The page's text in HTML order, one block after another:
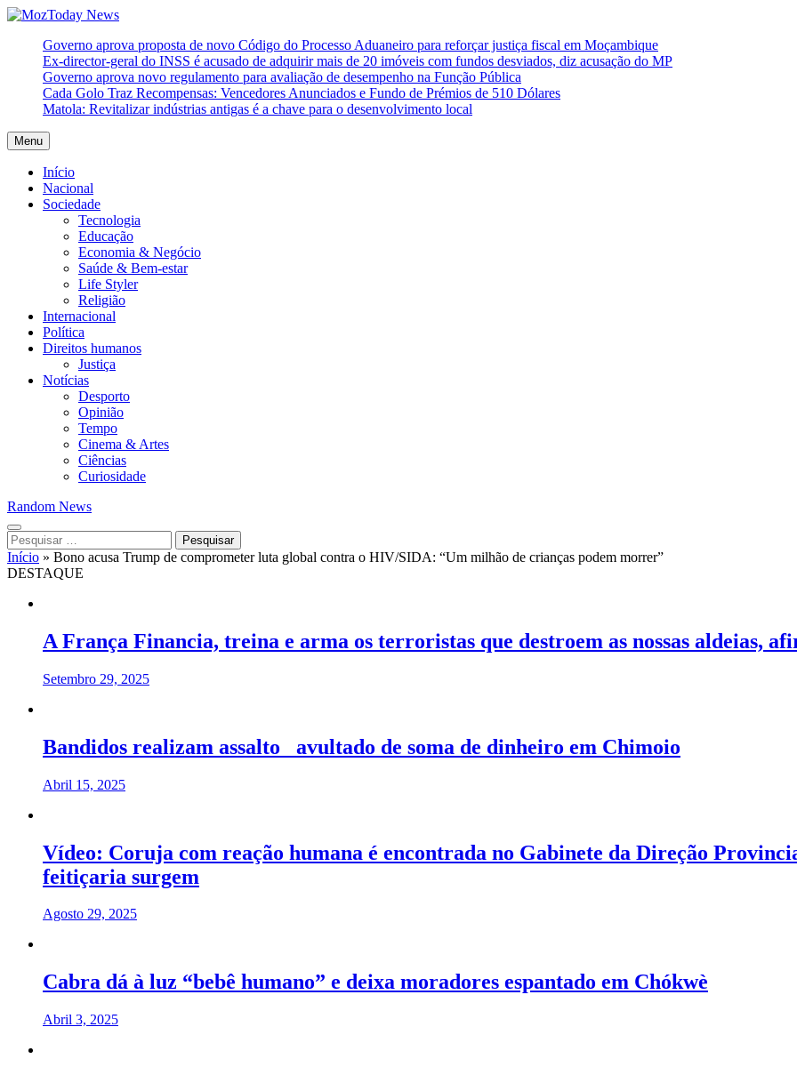
Skip
content
MozToday News
Onde a gente lê.
Governo aprova proposta de novo Código do Processo Aduaneiro para reforçar justiça fiscal em Moçambique
Ex-director-geral do INSS é acusado de adquirir mais de 20 imóveis com fundos desviados, diz acusação do MP
Governo aprova novo regulamento para avaliação de desempenho na Função Pública
Cada Golo Traz Recompensas: Vencedores Anunciados e Fundo de Prémios de 510 Dólares
Matola: Revitalizar indústrias antigas é a chave para o desenvolvimento local
Menu
Início
Nacional
Sociedade
Tecnologia
Educação
Economia & Negócio
Saúde & Bem-estar
Life Styler
Religião
Internacional
Política
Direitos humanos
Justiça
Notícias
Desporto
Opinião
Tempo
Cinema & Artes
Ciências
Curiosidade
Random News
Pesquisar
por:
Início » Bono acusa Trump de comprometer luta global contra o HIV/SIDA: “Um milhão de crianças podem morrer”
DESTAQUE
A França Financia, treina e arma os terroristas que destroem as nossas aldeias,
Setembro 29, 2025
Bandidos realizam assalto avultado de soma de dinheiro em Chimoio
Abril 15, 2025
Vídeo: Coruja com reação humana é encontrada no Gabinete da Direção
feitiçaria surgem
Agosto 29, 2025
Cabra dá à luz “bebê humano” e deixa moradores espantado em Chókwè
Abril 3, 2025